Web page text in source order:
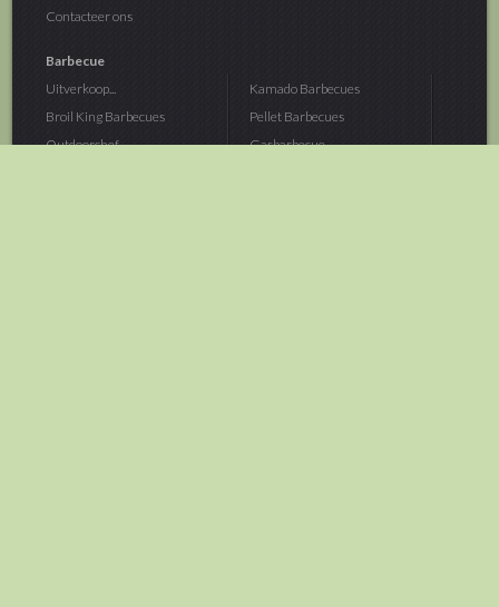
Contacteer ons
Barbecue
Uitverkoop...
Broil King Barbecues
Outdoorchef...
Kamado Barbecues
Pellet Barbecues
Gasbarbecue